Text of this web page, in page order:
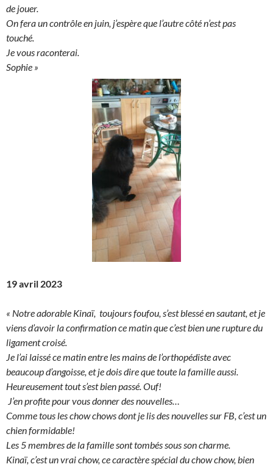
de jouer.
On fera un contrôle en juin, j’espère que l’autre côté n’est pas
touché.
Je vous raconterai.
Sophie »
19 avril 2023
« Notre adorable Kinaï, toujours foufou, s’est blessé en sautant, et je
viens d’avoir la confirmation ce matin que c’est bien une rupture du
ligament croisé.
Je l’ai laissé ce matin entre les mains de l’orthopédiste avec
beaucoup d’angoisse, et je dois dire que toute la famille aussi.
Heureusement tout s’est bien passé. Ouf!
J’en profite pour vous donner des nouvelles…
Comme tous les chow chows dont je lis des nouvelles sur FB, c’est un
chien formidable!
Les 5 membres de la famille sont tombés sous son charme.
Kinaï, c’est un vrai chow, ce caractère spécial du chow chow, bien